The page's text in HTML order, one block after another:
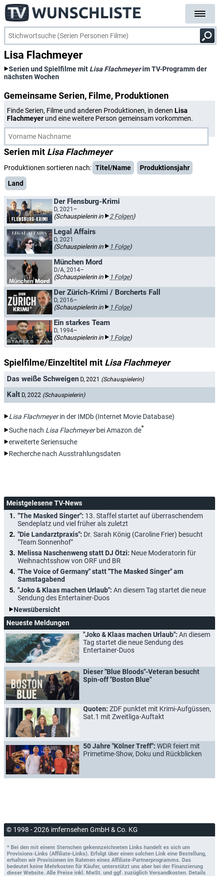
Lisa Flachmeyer
Serien und Spielfilme mit Lisa Flachmeyerim TV-Programm der
nächsten Wochen
Gemeinsame Serien, Filme, Produktionen
Finde Serien, Filme und anderen Produktionen, in denen Lisa
Flachmeyer und eine weitere Person gemeinsam vorkommen.
Serien mit Lisa Flachmeyer
Produktionen sortieren nach: Titel/Name
Produktionsjahr
Land
Der Flensburg-Krimi
D, 2021–
(Schauspielerin in 2 Folgen)
Legal Affairs
D, 2021
(Schauspielerin in 1 Folge)
München Mord
D/A, 2014–
(Schauspielerin in 1 Folge)
Der Zürich-Krimi / Borcherts Fall
D, 2016–
(Schauspielerin in 1 Folge)
Ein starkes Team
D, 1994–
(Schauspielerin in 1 Folge)
Spielfilme/Einzeltitel mit Lisa Flachmeyer
Das weiße Schweigen D, 2021 (Schauspielerin)
Kalt D, 2022 (Schauspielerin)
Lisa Flachmeyerin der IMDb (Internet Movie Database)
Suche nach Lisa Flachmeyerbei Amazon.de*
erweiterte Seriensuche
Recherche nach Ausstrahlungsdaten
Meistgelesene TV-News
"The Masked Singer": 13. Staffel startet auf überraschendem
Sendeplatz und viel früher als zuletzt
"Die Landarztpraxis": Dr. Sarah König (Caroline Frier) besucht
"Team Sonnenhof"
Melissa Naschenweng statt DJ Ötzi: Neue Moderatorin für
Weihnachtsshow von ORF und BR
"The Voice of Germany" statt "The Masked Singer" am
Samstagabend
"Joko & Klaas machen Urlaub": An diesem Tag startet die neue
Sendung des Entertainer-Duos
Newsübersicht
Neueste Meldungen
"Joko & Klaas machen Urlaub": An diesem
Tag startet die neue Sendung des
Entertainer-Duos
Dieser "Blue Bloods"-Veteran besucht
Spin-off "Boston Blue"
Quoten: ZDF punktet mit Krimi-Aufgüssen,
Sat.1 mit Zweitliga-Auftakt
50 Jahre "Kölner Treff": WDR feiert mit
Primetime-Show, Doku und Rückblicken
© 1998 - 2026 imfernsehen GmbH & Co. KG
* Bei den mit einem Sternchen gekennzeichneten Links handelt es sich um
Provisions-Links (Affiliate-Links). Erfolgt über einen solchen Link eine Bestellung,
erhalten wir Provisionen im Rahmen eines Affiliate-Partnerprogramms. Das
bedeutet keine Mehrkosten für Käufer, unterstützt uns aber bei der Finanzierung
dieser Website. Alle Preise inkl. MwSt. und ggf. zuzüglich Versandkosten. Details